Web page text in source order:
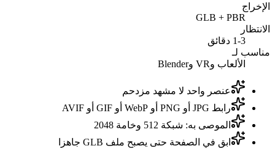
الإخراج
GLB + PBR
الانتظار
1-3 دقائق
مناسب لـ
الألعاب وVR وBlender
عنصر واحد لا مشهد مزدحم
رابط JPG أو PNG أو WebP أو GIF أو AVIF
الموصى به: شبكة 512 وخامة 2048
ابق في الصفحة حتى يصبح ملف GLB جاهزا